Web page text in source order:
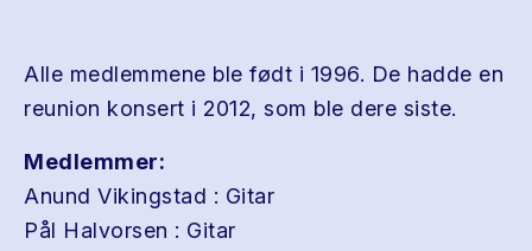
Alle medlemmene ble født i 1996. De hadde en
reunion konsert i 2012, som ble dere siste.
Medlemmer:
Anund Vikingstad : Gitar
Pål Halvorsen : Gitar